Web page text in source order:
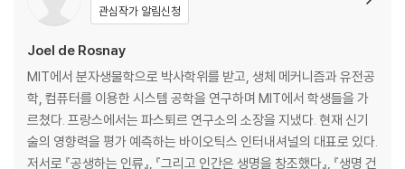
관심작가 알림신청
Joel de Rosnay
MIT에서 분자생물학으로 박사학위를 받고, 생체 메커니즘과 유전공
학, 컴퓨터를 이용한 시스템 공학을 연구하며 MIT에서 학생들을 가
르쳤다. 프랑스에서는 파스퇴르 연구소의 소장을 지냈다. 현재 신기
술의 영향력을 평가 예측하는 바이오틱스 인터내셔널의 대표로 있다.
저서로 『공생하는 인류』, 『그리고 인간은 생명을 창조했다』, 『생명 건